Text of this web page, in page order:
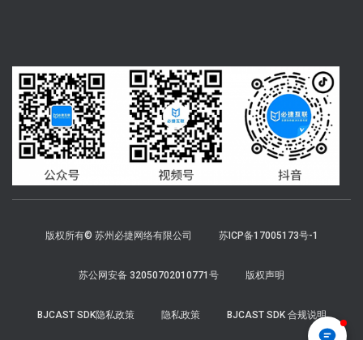
版权所有© 苏州必捷网络有限公司 苏ICP备17005173号-1
苏公网安备 32050702010771号 版权声明
BJCAST SDK隐私政策 隐私政策 BJCAST SDK 合规说明